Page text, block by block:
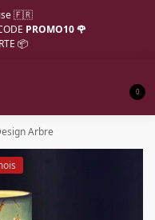
🇫🇷
PROMO10 🌹
📦
0
Arbre